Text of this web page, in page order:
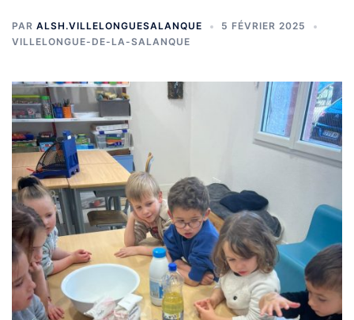
PAR ALSH.VILLELONGUESALANQUE
5 FÉVRIER 2025
VILLELONGUE-DE-LA-SALANQUE